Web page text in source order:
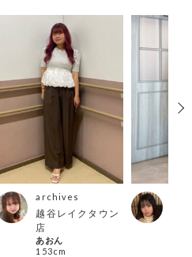
archives
越谷レイクタウン
店
あおん
153cm